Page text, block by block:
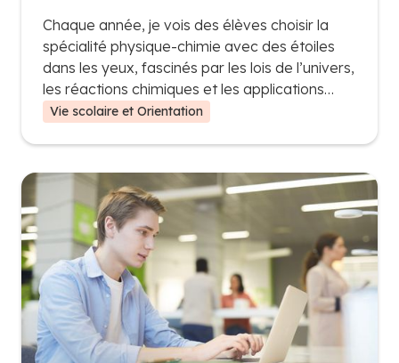
Chaque année, je vois des élèves choisir la
spécialité physique-chimie avec des étoiles
dans les yeux, fascinés par les lois de l’univers,
les réactions chimiques et les applications
technologiques. Mais une fois plongés dans le
extension des cours de seconde : c’est une
discipline exigeante qui demande logique,
méthode et un bon niveau de mathématiques.
Vie scolaire et Orientation